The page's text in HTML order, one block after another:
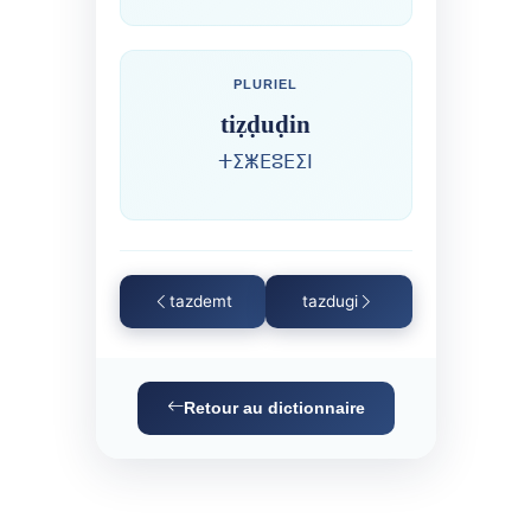
PLURIEL
tiẓḍuḍin
ⵜⵉⵥⴹⵓⴹⵉⵏ
tazdemt tazdugi
Retour au dictionnaire